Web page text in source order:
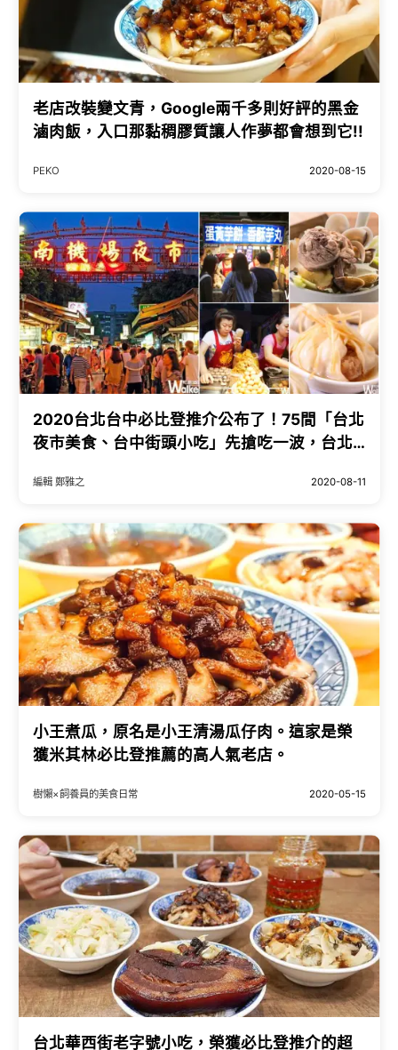
老店改裝變文青，Google兩千多則好評的黑金
滷肉飯，入口那黏稠膠質讓人作夢都會想到它!!
PEKO 2020-08-15
2020台北台中必比登推介公布了！75間「台北
夜市美食、台中街頭小吃」先搶吃一波，台北
編輯 鄭雅之 2020-08-11
小王煮瓜，原名是小王清湯瓜仔肉。這家是榮
獲米其林必比登推薦的高人氣老店。
樹懶×飼養員的美食日常 2020-05-15
台北華西街老字號小吃，榮獲必比登推介的超